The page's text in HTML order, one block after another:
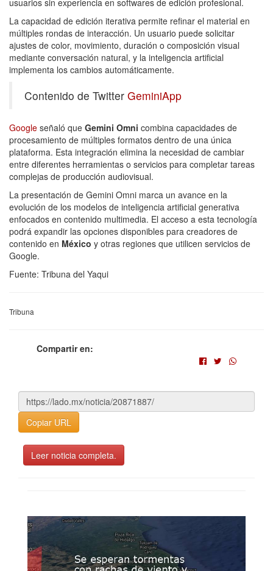
La capacidad de edición iterativa permite refinar el material en
múltiples rondas de interacción. Un usuario puede solicitar
ajustes de color, movimiento, duración o composición visual
mediante conversación natural, y la inteligencia artificial
implementa los cambios automáticamente.
Contenido de Twitter GeminiApp
Google señaló que Gemini Omni combina capacidades de
procesamiento de múltiples formatos dentro de una única
plataforma. Esta integración elimina la necesidad de cambiar
entre diferentes herramientas o servicios para completar tareas
complejas de producción audiovisual.
La presentación de Gemini Omni marca un avance en la
evolución de los modelos de inteligencia artificial generativa
enfocados en contenido multimedia. El acceso a esta tecnología
podrá expandir las opciones disponibles para creadores de
contenido en México y otras regiones que utilicen servicios de
Google.
Fuente: Tribuna del Yaqui
Tribuna
Compartir en:
Copiar URL
Leer noticia completa.